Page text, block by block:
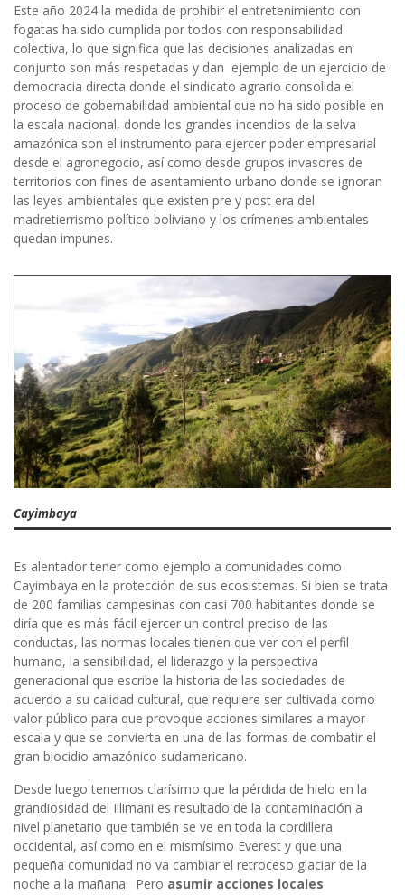
Este año 2024 la medida de prohibir el entretenimiento con
fogatas ha sido cumplida por todos con responsabilidad
colectiva, lo que significa que las decisiones analizadas en
conjunto son más respetadas y dan ejemplo de un ejercicio de
democracia directa donde el sindicato agrario consolida el
proceso de gobernabilidad ambiental que no ha sido posible en
la escala nacional, donde los grandes incendios de la selva
amazónica son el instrumento para ejercer poder empresarial
desde el agronegocio, así como desde grupos invasores de
territorios con fines de asentamiento urbano donde se ignoran
las leyes ambientales que existen pre y post era del
madretierrismo político boliviano y los crímenes ambientales
quedan impunes.
Cayimbaya
Es alentador tener como ejemplo a comunidades como
Cayimbaya en la protección de sus ecosistemas. Si bien se trata
de 200 familias campesinas con casi 700 habitantes donde se
diría que es más fácil ejercer un control preciso de las
conductas, las normas locales tienen que ver con el perfil
humano, la sensibilidad, el liderazgo y la perspectiva
generacional que escribe la historia de las sociedades de
acuerdo a su calidad cultural, que requiere ser cultivada como
valor público para que provoque acciones similares a mayor
escala y que se convierta en una de las formas de combatir el
gran biocidio amazónico sudamericano.
Desde luego tenemos clarísimo que la pérdida de hielo en la
grandiosidad del Illimani es resultado de la contaminación a
nivel planetario que también se ve en toda la cordillera
occidental, así como en el mismísimo Everest y que una
pequeña comunidad no va cambiar el retroceso glaciar de la
noche a la mañana. Pero asumir acciones locales